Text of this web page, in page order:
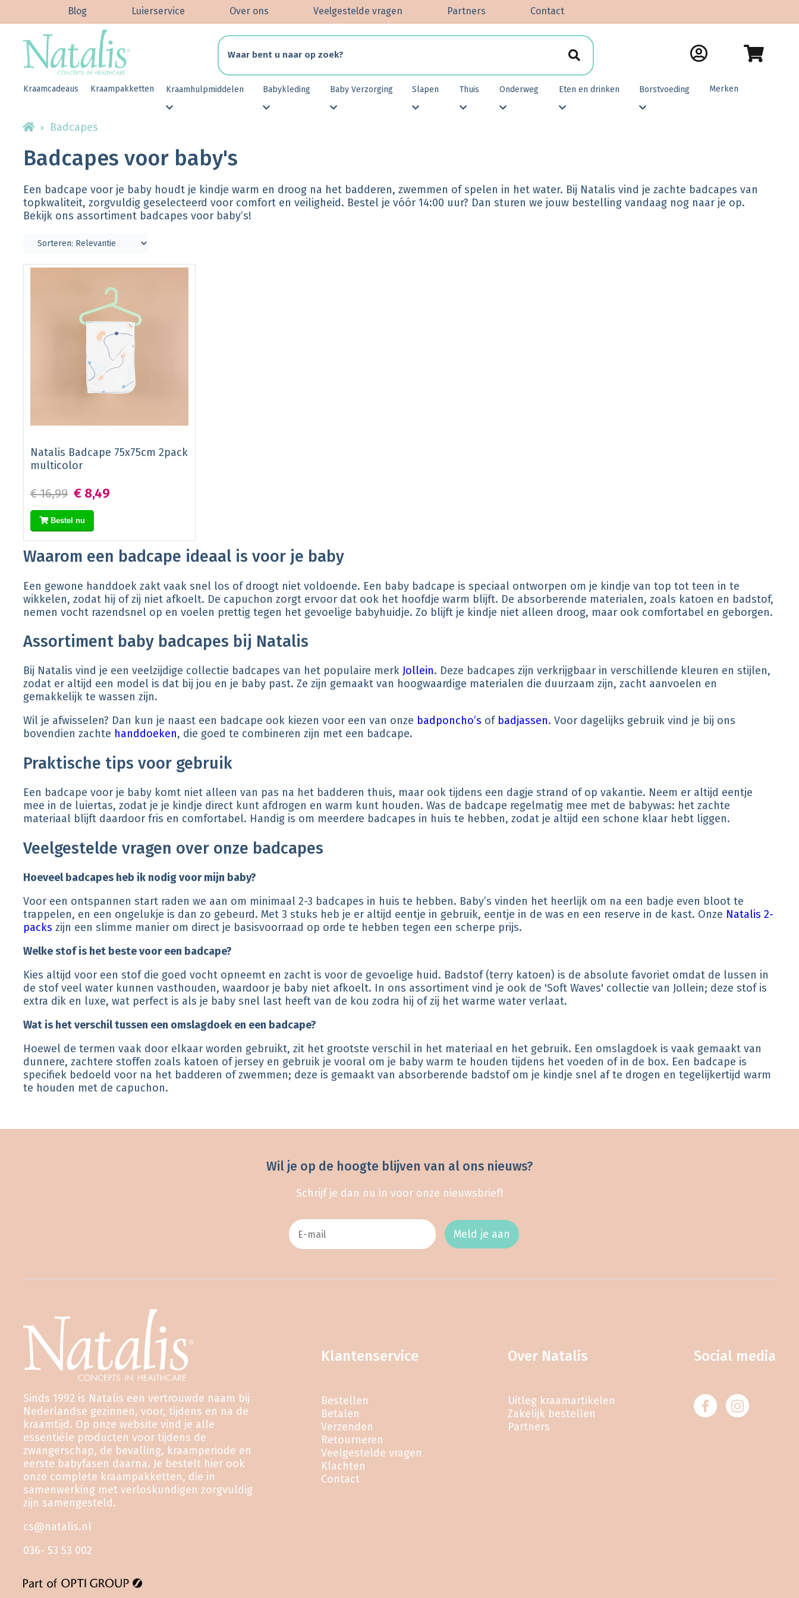
Contact
Partners
Veelgestelde vragen
Over ons
Luierservice
Blog
Kraamcadeaus Kraampakketten Kraamhulpmiddelen Babykleding Baby Verzorging Slapen Thuis Onderweg Eten en drinken Borstvoeding Merken
Badcapes
Badcapes voor baby's
Een badcape voor je baby houdt je kindje warm en droog na het badderen, zwemmen of spelen in het water. Bij Natalis vind je zachte badcapes van
topkwaliteit, zorgvuldig geselecteerd voor comfort en veiligheid. Bestel je vóór 14:00 uur? Dan sturen we jouw bestelling vandaag nog naar je op.
Bekijk ons assortiment badcapes voor baby’s!
Natalis Badcape 75x75cm 2pack
multicolor
€ 16,99 € 8,49
Bestel nu
Waarom een badcape ideaal is voor je baby
Een gewone handdoek zakt vaak snel los of droogt niet voldoende. Een baby badcape is speciaal ontworpen om je kindje van top tot teen in te
wikkelen, zodat hij of zij niet afkoelt. De capuchon zorgt ervoor dat ook het hoofdje warm blijft. De absorberende materialen, zoals katoen en badstof,
nemen vocht razendsnel op en voelen prettig tegen het gevoelige babyhuidje. Zo blijft je kindje niet alleen droog, maar ook comfortabel en geborgen.
Assortiment baby badcapes bij Natalis
Bij Natalis vind je een veelzijdige collectie badcapes van het populaire merk Jollein. Deze badcapes zijn verkrijgbaar in verschillende kleuren en stijlen,
zodat er altijd een model is dat bij jou en je baby past. Ze zijn gemaakt van hoogwaardige materialen die duurzaam zijn, zacht aanvoelen en
gemakkelijk te wassen zijn.
Wil je afwisselen? Dan kun je naast een badcape ook kiezen voor een van onze badponcho’s of badjassen. Voor dagelijks gebruik vind je bij ons
bovendien zachte handdoeken, die goed te combineren zijn met een badcape.
Praktische tips voor gebruik
Een badcape voor je baby komt niet alleen van pas na het badderen thuis, maar ook tijdens een dagje strand of op vakantie. Neem er altijd eentje
mee in de luiertas, zodat je je kindje direct kunt afdrogen en warm kunt houden. Was de badcape regelmatig mee met de babywas: het zachte
materiaal blijft daardoor fris en comfortabel. Handig is om meerdere badcapes in huis te hebben, zodat je altijd een schone klaar hebt liggen.
Veelgestelde vragen over onze badcapes
Hoeveel badcapes heb ik nodig voor mijn baby?
Voor een ontspannen start raden we aan om minimaal 2-3 badcapes in huis te hebben. Baby’s vinden het heerlijk om na een badje even bloot te
trappelen, en een ongelukje is dan zo gebeurd. Met 3 stuks heb je er altijd eentje in gebruik, eentje in de was en een reserve in de kast. Onze Natalis 2-
packs zijn een slimme manier om direct je basisvoorraad op orde te hebben tegen een scherpe prijs.
Welke stof is het beste voor een badcape?
Kies altijd voor een stof die goed vocht opneemt en zacht is voor de gevoelige huid. Badstof (terry katoen) is de absolute favoriet omdat de lussen in
de stof veel water kunnen vasthouden, waardoor je baby niet afkoelt. In ons assortiment vind je ook de 'Soft Waves' collectie van Jollein; deze stof is
extra dik en luxe, wat perfect is als je baby snel last heeft van de kou zodra hij of zij het warme water verlaat.
Wat is het verschil tussen een omslagdoek en een badcape?
Hoewel de termen vaak door elkaar worden gebruikt, zit het grootste verschil in het materiaal en het gebruik. Een omslagdoek is vaak gemaakt van
dunnere, zachtere stoffen zoals katoen of jersey en gebruik je vooral om je baby warm te houden tijdens het voeden of in de box. Een badcape is
specifiek bedoeld voor na het badderen of zwemmen; deze is gemaakt van absorberende badstof om je kindje snel af te drogen en tegelijkertijd warm
te houden met de capuchon.
Wil je op de hoogte blijven van al ons nieuws?
Schrijf je dan nu in voor onze nieuwsbrief!
Meld je aan
Sinds 1992 is Natalis een vertrouwde naam bij
Nederlandse gezinnen, voor, tijdens en na de
kraamtijd. Op onze website vind je alle
essentiële producten voor tijdens de
zwangerschap, de bevalling, kraamperiode en
eerste babyfasen daarna. Je bestelt hier ook
onze complete kraampakketten, die in
samenwerking met verloskundigen zorgvuldig
zijn samengesteld.
cs@natalis.nl
036- 53 53 002
Klantenservice
Bestellen
Betalen
Verzenden
Retourneren
Veelgestelde vragen
Klachten
Contact
Over Natalis
Uitleg kraamartikelen
Zakelijk bestellen
Partners
Social media